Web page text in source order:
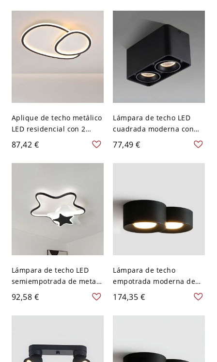
residencial, 110V-120V,
uso residencial - 2 Negro
110 A 120 V 50,8 cm
Aplique de techo metálico
LED residencial con 2
luces en negro
medianoche, montaje
superficial oblonga, 110V-
87,42 €
Lámpara de techo LED
cuadrada moderna con
pantalla de metal en base
SMD - Negro 110 A 120 V 2
Natural
77,49 €
Lámpara de techo LED
semiempotrada de metal
moderno con pantallas de
acrílico para uso
residencial - Negro 110 A
92,58 €
Lámpara de techo
empotrada moderna de
cilindro de resina con
bombillas LED para uso
residencial - Negro 110 A
174,35 €